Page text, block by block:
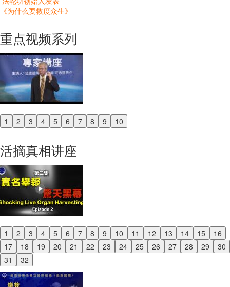
《为什么要救度众生》
重点视频系列
1 2 3 4 5 6 7 8 9 10
Previous
活摘真相讲座
1 2 3 4 5 6 7 8 9 10 11 12 13 14 15
16
17
18 19 20 21 22 23 24 25 26 27 28 29
30
31
32
Previous
Next